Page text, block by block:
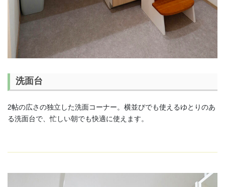
洗面台
2帖の広さの独立した洗面コーナー。横並びでも使えるゆとりのあ
る洗面台で、忙しい朝でも快適に使えます。